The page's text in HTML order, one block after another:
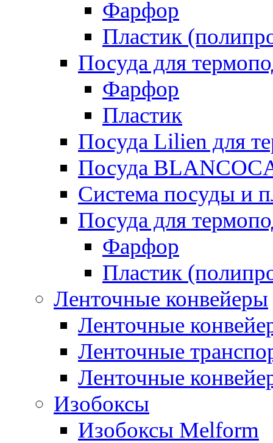
Фарфор
Пластик
Посуда для
Фарфор
Пластик
Посуда Lilien для
Посуда
Система посуды и
Посуда для
Фарфор
Пластик
Ленточные конвейеры
Ленточные
Ленточные
Ленточные
Изобоксы
Изобоксы Melform